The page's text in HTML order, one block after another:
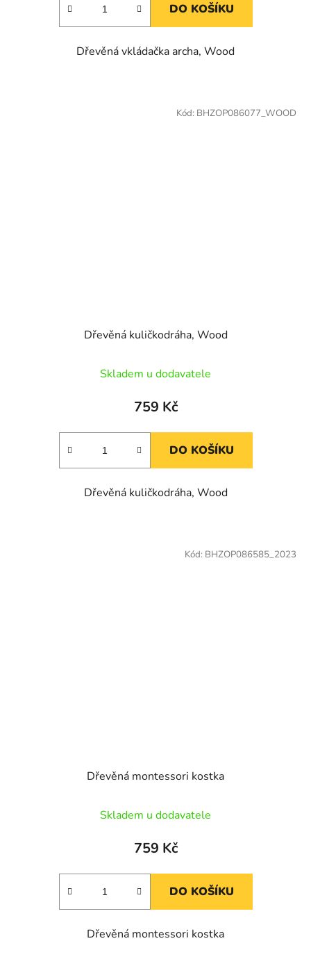
DO KOŠÍKU
Dřevěná vkládačka archa, Wood
Dřevěná kuličkodráha, Wood
Skladem u dodavatele
759 Kč
DO KOŠÍKU
Dřevěná kuličkodráha, Wood
Kód: BHZOP086077_WOOD
Dřevěná montessori kostka
Skladem u dodavatele
759 Kč
DO KOŠÍKU
Dřevěná montessori kostka
Kód: BHZOP086585_2023